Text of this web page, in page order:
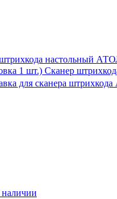
настольный
Сканер
для сканера